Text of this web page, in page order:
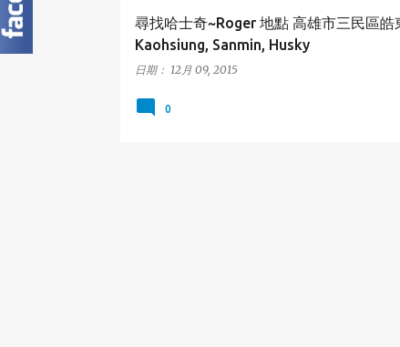
尋找哈士奇~Roger 地點 高雄市三民區皓
Kaohsiung, Sanmin, Husky
日期： 12月 09, 2015
0